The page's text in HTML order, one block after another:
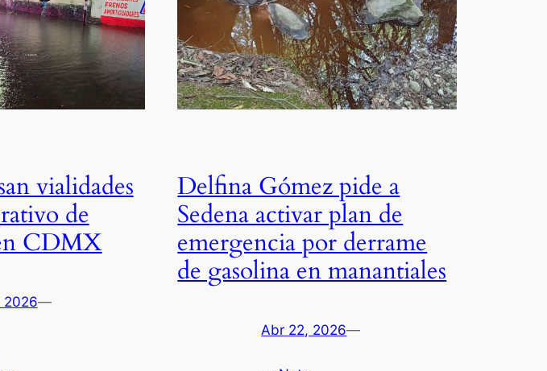
vialidades
de
CDMX
2026—
Delfina Gómez pide a
Sedena activar plan de
emergencia por derrame
de gasolina en manantiales
Abr 22, 2026—